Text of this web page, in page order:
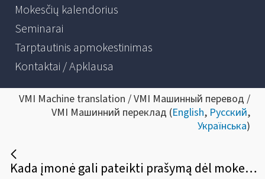
Mokesčių kalendorius
Seminarai
Tarptautinis apmokestinimas
Kontaktai / Apklausa
VMI Machine translation / VMI Машинный перевод /
VMI Машинний переклад (English, Русский,
Українська)
Kada įmonė gali pateikti prašymą dėl mokesčių (pridėtinės vertės, pelno ar kt.) mokėjimo išdėstymo dalimis ar termino atidėjimo? Kokia prašymo pateikimo tvarka ir koks sprendimo priėmimo terminas?